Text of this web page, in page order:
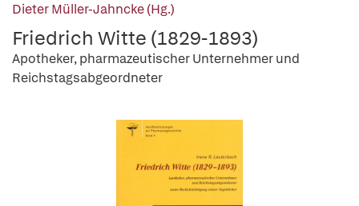
Dieter Müller-Jahncke (Hg.)
Friedrich Witte (1829-1893)
Apotheker, pharmazeutischer Unternehmer und
Reichstagsabgeordneter